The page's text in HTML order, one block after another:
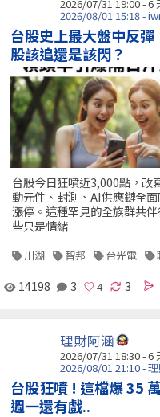
2026/07/31 19:00 - 6
2026/08/01 15:18 -
台股史上最大盤中反
股該追還是該閃？
台股今日狂噴近3,000點，改
動元件、封測、AI供應鏈全
漲停。這種罕見的全族群共
些只是情緒
川湖 智邦 台光電
14198 3 3
理財阿涵
2026/07/31 18:30 - 6
2026/08/01 21:10 -
台股狂噴 ! 這檔爆 35
週一還有戲..